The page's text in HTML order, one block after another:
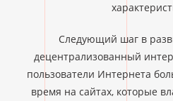
Следующий шаг в
децентрализованный
пользователи Интернета
время на сайтах, которые